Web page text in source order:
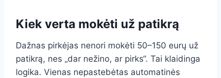
Kiek verta mokėti už patikrą
Dažnas pirkėjas nenori mokėti 50–150 eurų už
patikrą, nes „dar nežino, ar pirks“. Tai klaidinga
logika. Vienas nepastebėtas automatinės